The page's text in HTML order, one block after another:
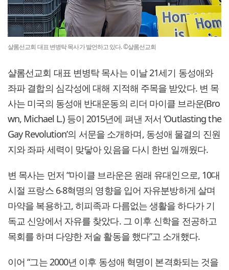
샬롬선교회 대표 변병탁 목사가 발언하고 있다. ©샬롬선교회
샬롬선교회 대표 변병탁 목사는 이날 21세기 동성애와
좌파 결합의 심각성에 대해 지적해 주목을 받았다. 변 목
사는 미국의 동성애 반대운동의 리더 마이클 브라운(Bro
wn, Michael L.) 등이 2015년에 펴낸 저서 ‘Outlasting the
Gay Revolution’의 서문을 소개하며, 동성애 물결의 진원
지와 좌파 세력이 맞닿아 있음을 다시 한번 일깨웠다.
변 목사는 먼저 “마이클 브라운은 원래 유대인으로, 10대
시절 프랑스 6‧8혁명의 영향을 입어 자유분방하게 살며
마약을 복용하고, 히피족과 다름없는 생활을 하다가 기
독교 신앙에서 자유를 찾았다. 그 이후 신학을 전공하고
목회를 하며 다양한 저술 활동을 했다”고 소개했다.
이어 “그는 2000년 이후 동성애 혁명이 본격화되는 것을